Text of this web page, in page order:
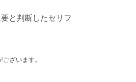
と判断したセリフ
ざいます。